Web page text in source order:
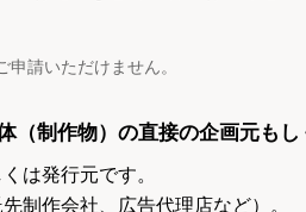
請いただけません。
（制作物）の直接の企画元もし
は発行元です。
制作会社、広告代理店など）。